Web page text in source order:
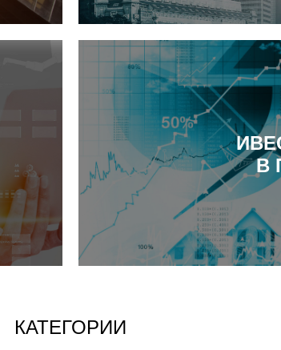
В
КАТЕГОРИИ